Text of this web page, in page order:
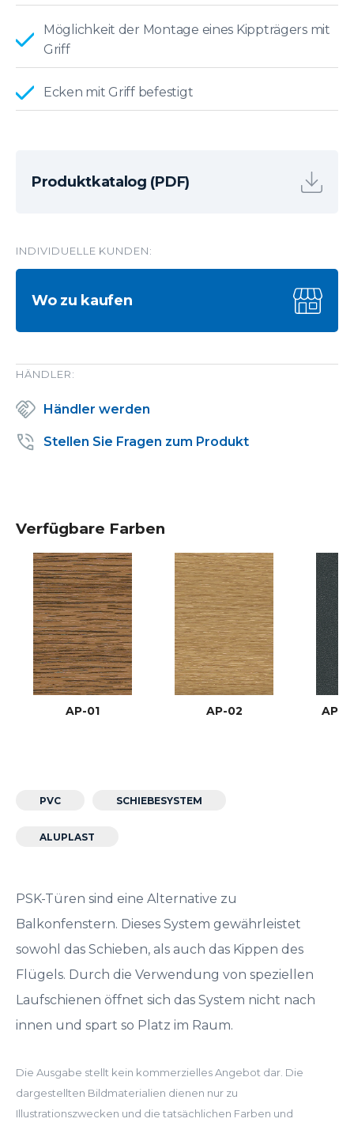
Möglichkeit der Montage eines Kippträgers mit
Griff
Ecken mit Griff befestigt
Produktkatalog (PDF)
INDIVIDUELLE KUNDEN:
Wo zu kaufen
HÄNDLER:
Händler werden
Stellen Sie Fragen zum Produkt
Verfügbare Farben
AP-01 AP-02 AP-
PVC SCHIEBESYSTEM
ALUPLAST
PSK-Türen sind eine Alternative zu
Balkonfenstern. Dieses System gewährleistet
sowohl das Schieben, als auch das Kippen des
Flügels. Durch die Verwendung von speziellen
Laufschienen öffnet sich das System nicht nach
innen und spart so Platz im Raum.
Die Ausgabe stellt kein kommerzielles Angebot dar. Die
dargestellten Bildmaterialien dienen nur zu
Illustrationszwecken und die tatsächlichen Farben und